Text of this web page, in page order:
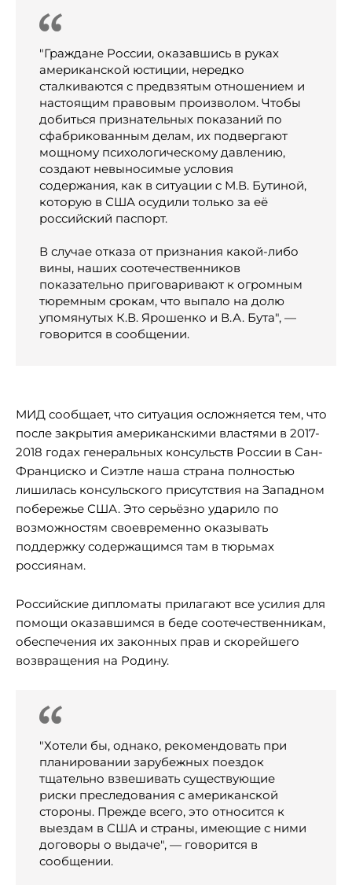
"Граждане России, оказавшись в руках
американской юстиции, нередко
сталкиваются с предвзятым отношением и
настоящим правовым произволом. Чтобы
добиться признательных показаний по
сфабрикованным делам, их подвергают
мощному психологическому давлению,
создают невыносимые условия
содержания, как в ситуации с М.В. Бутиной,
которую в США осудили только за её
российский паспорт.
В случае отказа от признания какой-либо
вины, наших соотечественников
показательно приговаривают к огромным
тюремным срокам, что выпало на долю
упомянутых К.В. Ярошенко и В.А. Бута", —
говорится в сообщении.
МИД сообщает, что ситуация осложняется тем, что
после закрытия американскими властями в 2017-
2018 годах генеральных консульств России в Сан-
Франциско и Сиэтле наша страна полностью
лишилась консульского присутствия на Западном
побережье США. Это серьёзно ударило по
возможностям своевременно оказывать
поддержку содержащимся там в тюрьмах
россиянам.
Российские дипломаты прилагают все усилия для
помощи оказавшимся в беде соотечественникам,
обеспечения их законных прав и скорейшего
возвращения на Родину.
"Хотели бы, однако, рекомендовать при
планировании зарубежных поездок
тщательно взвешивать существующие
риски преследования с американской
стороны. Прежде всего, это относится к
выездам в США и страны, имеющие с ними
договоры о выдаче", — говорится в
сообщении.